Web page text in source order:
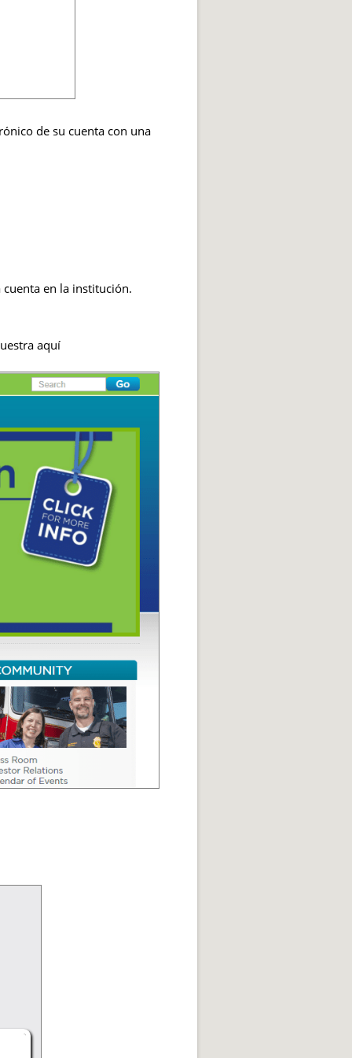
de su cuenta con una
en la institución.
aquí